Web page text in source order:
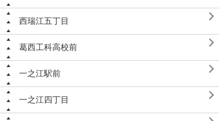
西瑞江五丁目 
葛西工科高校前 
一之江駅前 
一之江四丁目 